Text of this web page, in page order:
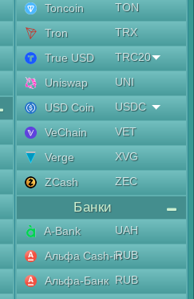
Toncoin
TON
Tron
TRX
True USD
TRC20
Uniswap
UNI
USD Coin
USDC
VeChain
VET
Verge
XVG
ZCash
ZEC
Банки
A-Bank
UAH
Альфа Cash-inRUB
Альфа-Банк RUB